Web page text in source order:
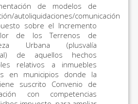
de modelos de
autoliquidaciones/comunicación
sobre el Incremento
de los Terrenos de
Urbana (plusvalía
de aquellos hechos
relativos a inmuebles
en municipios donde la
suscrito Convenio de
con competencias